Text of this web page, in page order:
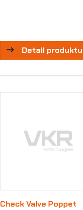
Detail produktu
Check Valve Poppet